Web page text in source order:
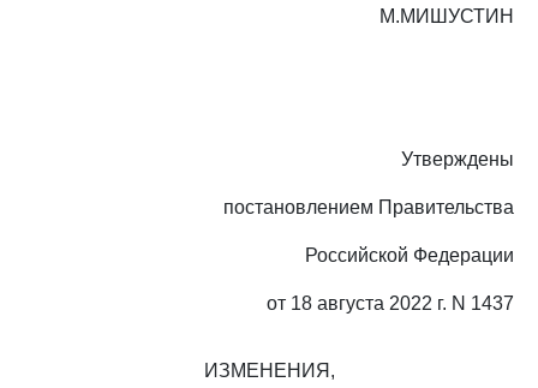
М.МИШУСТИН
Утверждены
постановлением Правительства
Российской Федерации
от 18 августа 2022 г. N 1437
ИЗМЕНЕНИЯ,